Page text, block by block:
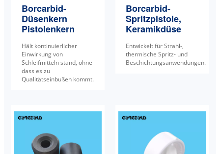
Borcarbid-
Düsenkern
Pistolenkern
Hält kontinuierlicher
Einwirkung von
Schleifmitteln stand, ohne
dass es zu
Qualitätseinbußen kommt.
Borcarbid-
Spritzpistole,
Keramikdüse
Entwickelt für Strahl-,
thermische Spritz- und
Beschichtungsanwendungen.